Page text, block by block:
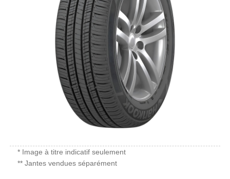
* Image à titre indicatif seulement
** Jantes vendues séparément